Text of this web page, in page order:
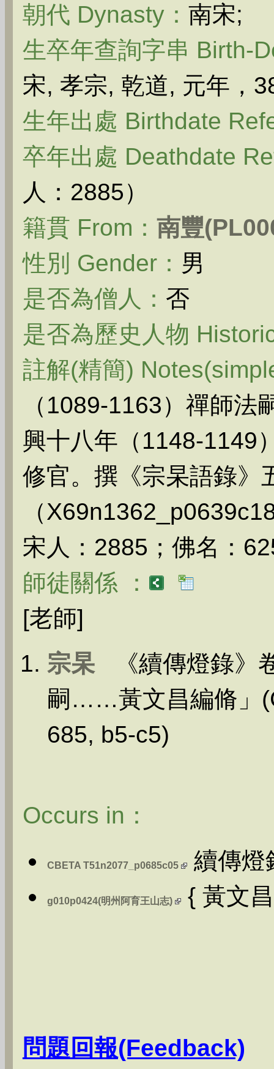
朝代 Dynasty： 南宋;
生卒年查詢字串 Birth-
宋, 孝宗, 乾道, 元年，
生年出處 Birthdate
卒年出處 Deathdate
人：2885）
籍貫 From： 南豐
性別 Gender： 男
是否為僧人： 否
是否為歷史人物
註解(精簡)
（1089-1163）禪師
興十八年（1148-1149
修官。撰《宗杲語錄》
（
宋人：2885；佛名：
師徒關係 ：
[老師]
宗杲《續傳燈錄》
嗣……黃文昌編脩」
685, b5-c5)
Occurs in：
CBETA T51n2077_p0685c05 續傳燈
g010p0424(明州阿育王山志) { 黃文
問題回報(Feedback)